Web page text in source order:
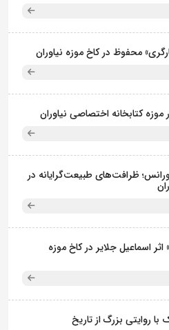
محفوظ در کاخ موزه نیاوران
کتابخانه اختصاصی نیاوران
ظرافت‌های طبیعت‌گرایانه در
اسماعیل جلایر در کاخ موزه
روایتی بزرگ از تاریخ